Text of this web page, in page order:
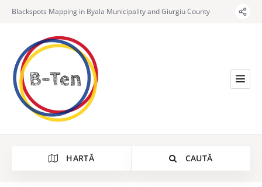
Blackspots Mapping in Byala Municipality and Giurgiu County
HARTĂ CAUTĂ